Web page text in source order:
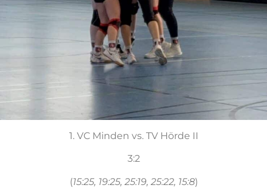
1. VC Minden vs. TV Hörde II
3:2
(15:25, 19:25, 25:19, 25:22, 15:8)